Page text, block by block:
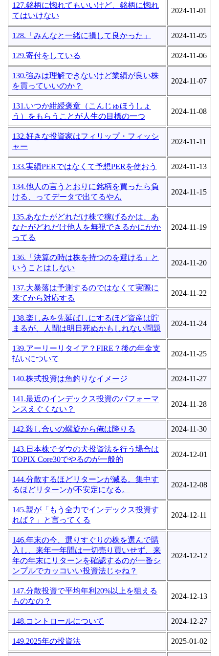
127.銘柄に惚れてもいいけど、銘柄に惚れ
てはいけない
2024-11-01
128.「みんなと一緒に損して良かった」 2024-11-05
129.寄付をしている 2024-11-06
130.強みは理解できないけど業績が良い株
を買っていいのか？
2024-11-07
131.いつか紺綬褒章（こんじゅほうしょ
う）をもらうことが人生の目標の一つ
2024-11-08
132.好きな投資家はフィリップ・フィッシ
ャー
2024-11-11
133.実績PERではなくて予想PERを使おう 2024-11-13
134.他人の言うとおりに銘柄を買ったら負
ける、ってデータで出てるやん
2024-11-15
135.あなたがどれだけ株で稼げるかは、あ
なたがどれだけ他人を無視できるかにかか
ってる
2024-11-19
136.「決算の時は株を持つのを避ける」と
いうことはしない
2024-11-20
137.大暴落は予測するのではなくて実際に
来てから対応する
2024-11-22
138.楽しみを先延ばしにするほど資産は貯
まるが、人間は明日死ぬかもしれない問題
2024-11-24
139.アーリーリタイア？FIRE？後の年金支
払いについて
2024-11-25
140.株式投資は魚釣りなイメージ 2024-11-27
141.最近のインデックス投資のパフォーマ
ンスえぐくない？
2024-11-28
142.殺し合いの螺旋から俺は降りる 2024-11-30
143.日本株でダウの犬投資法を行う場合は
TOPIX Core30でやるのが一般的
2024-12-01
144.分散するほどリターンが減る。集中す
るほどリターンが不安定になる。
2024-12-08
145.親が「もう全力でインデックス投資す
れば？」と言ってくる
2024-12-11
146.年末の今、選りすぐりの株を選んで購
入し、来年一年間は一切売り買いせず、来
年の年末にリターンを確認するのが一番シ
ンプルでカッコいい投資法じゃね？
2024-12-12
147.分散投資で平均年利20%以上を狙える
ものなの？
2024-12-13
148.コントロールについて 2024-12-27
149.2025年の投資法 2025-01-02